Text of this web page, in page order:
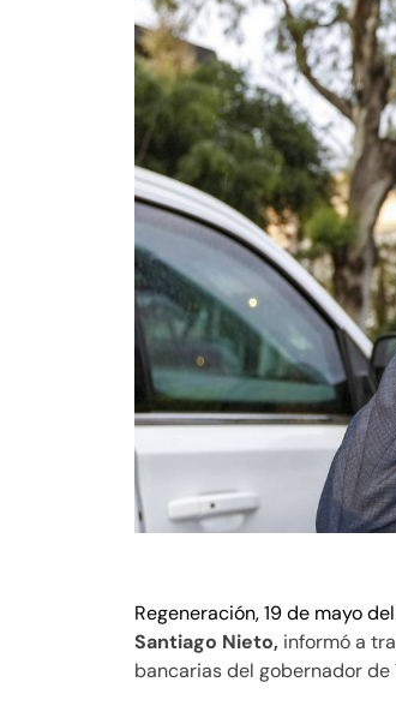
Regeneración, 19 de mayo
Santiago Nieto, informó a
bancarias del gobernador de